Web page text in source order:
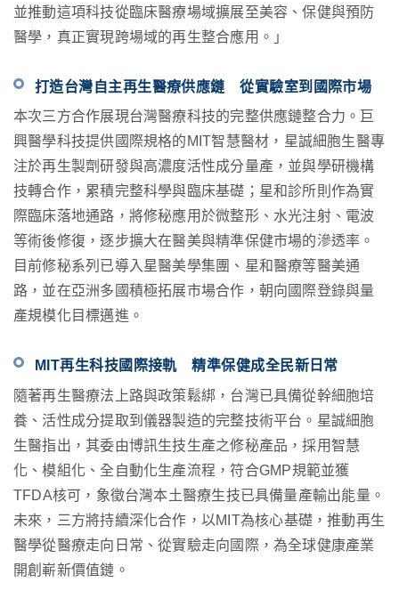
並推動這項科技從臨床醫療場域擴展至美容、保健與預防
醫學，真正實現跨場域的再生整合應用。」
打造台灣自主再生醫療供應鏈 從實驗室到國際市場
本次三方合作展現台灣醫療科技的完整供應鏈整合力。巨
興醫學科技提供國際規格的 MIT智慧醫材，星誠細胞生醫專
注於再生製劑研發與高濃度活性成分量產，並與學研機構
技轉合作，累積完整科學與臨床基礎；星和診所則作為實
際臨床落地通路，將修秘應用於微整形、水光注射、電波
等術後修復，逐步擴大在醫美與精準保健市場的滲透率。
目前修秘系列已導入星醫美學集團、星和醫療等醫美通
路，並在亞洲多國積極拓展市場合作，朝向國際登錄與量
產規模化目標邁進。
MIT再生科技國際接軌 精準保健成全民新日常
隨著再生醫療法上路與政策鬆綁，台灣已具備從幹細胞培
養、活性成分提取到儀器製造的完整技術平台。星誠細胞
生醫指出，其委由博訊生技生產之修秘產品，採用智慧
化、模組化、全自動化生產流程，符合GMP規範並獲
TFDA核可，象徵台灣本土醫療生技已具備量產輸出能量。
未來，三方將持續深化合作，以MIT為核心基礎，推動再生
醫學從醫療走向日常、從實驗走向國際，為全球健康產業
開創嶄新價值鏈。